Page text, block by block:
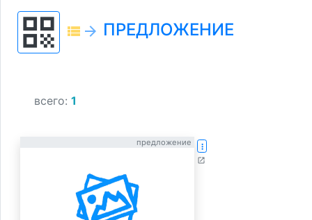
qr_code view_list arrow_forward ПРЕДЛОЖЕНИЕ
всего: 1
предложение more_vert
open_in_new